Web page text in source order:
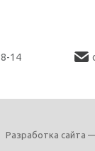
14
Разработка сайта